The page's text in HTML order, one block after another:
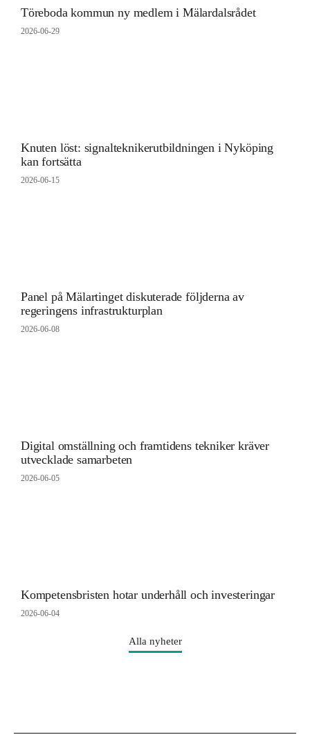
Töreboda kommun ny medlem i Mälardalsrådet
2026-06-29
Knuten löst: signalteknikerutbildningen i Nyköping
kan fortsätta
2026-06-15
Panel på Mälartinget diskuterade följderna av
regeringens infrastrukturplan
2026-06-08
Digital omställning och framtidens tekniker kräver
utvecklade samarbeten
2026-06-05
Kompetensbristen hotar underhåll och investeringar
2026-06-04
Alla nyheter